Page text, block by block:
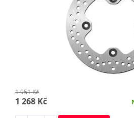
1 951 Kč
1 268 Kč